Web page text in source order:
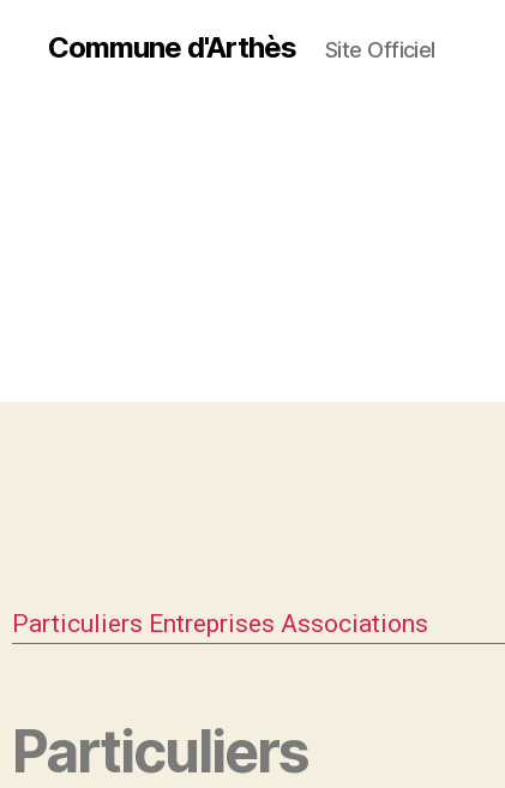
Commune d'Arthès Site Officiel
Particuliers Entreprises Associations
Particuliers